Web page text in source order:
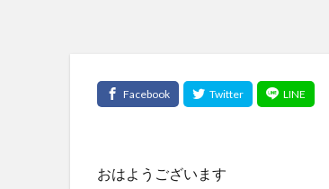
おはようございます